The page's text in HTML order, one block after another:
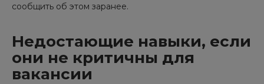
сообщить об этом заранее.
Недостающие навыки, если
они не критичны для
вакансии